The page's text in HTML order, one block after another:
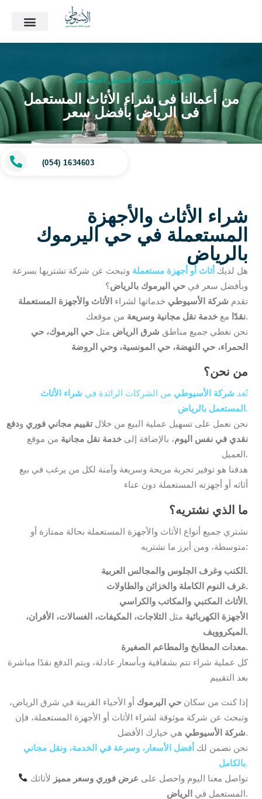
الأسيوطي لشراء العفش المستعمل
من أعمالنا فى شراء الأثاث المستعمل
فى الرياض بأفضل سعر
شراء الأثاث والأجهزة
المستعملة في حي اليرموك
بالرياض
هل لديك أثاث أو أجهزة مستعملة وتبحث عن شركة تشتريها بسرعة
وبأفضل سعر في حي اليرموك بالرياض؟
تقدم شركة الأسيوطي خدماتها لشراء الأثاث والأجهزة المستعملة
نقدًا مع خدمة نقل مجانية وسريعة
من موقعك.
نحن نغطي جميع مناطق شرق الرياض مثل حي اليرموك، حي
الحمراء، حي النهضة، حي المونسية، وحي الروضة
من نحن؟
تُعد شركة الأسيوطي من الشركات الرائدة في شراء الأثاث
المستعمل بالرياض .
نحن نعمل على تسهيل عملية البيع من خلالتقييم مجاني فوري ودفع
نقدي في نفس اليوم، بالإضافة إلى خدمة نقل مجانية من موقع
العميل.
هدفنا هو توفير تجربة مريحة وسريعة وآمنة لكل من يرغب في بيع
أثاثه أو أجهزته المستعملة دون عناء
ما الذي نشتريه؟
نشتري جميع أنواع الأثاث والأجهزة المستعملة بحالة ممتازة أو
متوسطة، ومن أبرز ما نشتريه:
الكنب وغرف الجلوس والمجالس العربية.
غرف النوم الكاملة والخزائن والطاولات.
الأثاث المكتبي والمكاتب والكراسي.
الأجهزة الكهربائية مثل الثلاجات، المكيفات، الغسالات، الأفران،
الميكروويف.
معدات المطابخ والمطاعم الصغيرة.
كل عملية شراء تتم بشفافية وبأسعار عادلة، ويتم الدفع نقدًا مباشرة
بعد التقييم
إذا كنت من سكان حي اليرموك أو الأحياء القريبة في شرق الرياض،
وتبحث عن شركة موثوقة لشراء الأثاث أو الأجهزة المستعملة، فإن
شركة الأسيوطيهي خيارك الأفضل.
نحن نضمن لك أفضل الأسعار، وسرعة في الخدمة، ونقل مجاني
بالكامل.
تواصل معنا اليوم واحصل على عرض فوري وسعر مميز لأثاثك
المستعمل في الرياض .
(054) 1634603